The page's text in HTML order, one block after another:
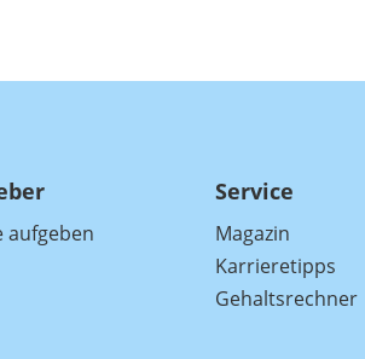
aufgeben
Service
Magazin
Karrieretipps
Gehaltsrechner